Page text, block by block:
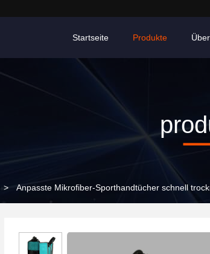
Startseite Produkte
> Anpasste Mikrofiber-Sporthandtücher schnell